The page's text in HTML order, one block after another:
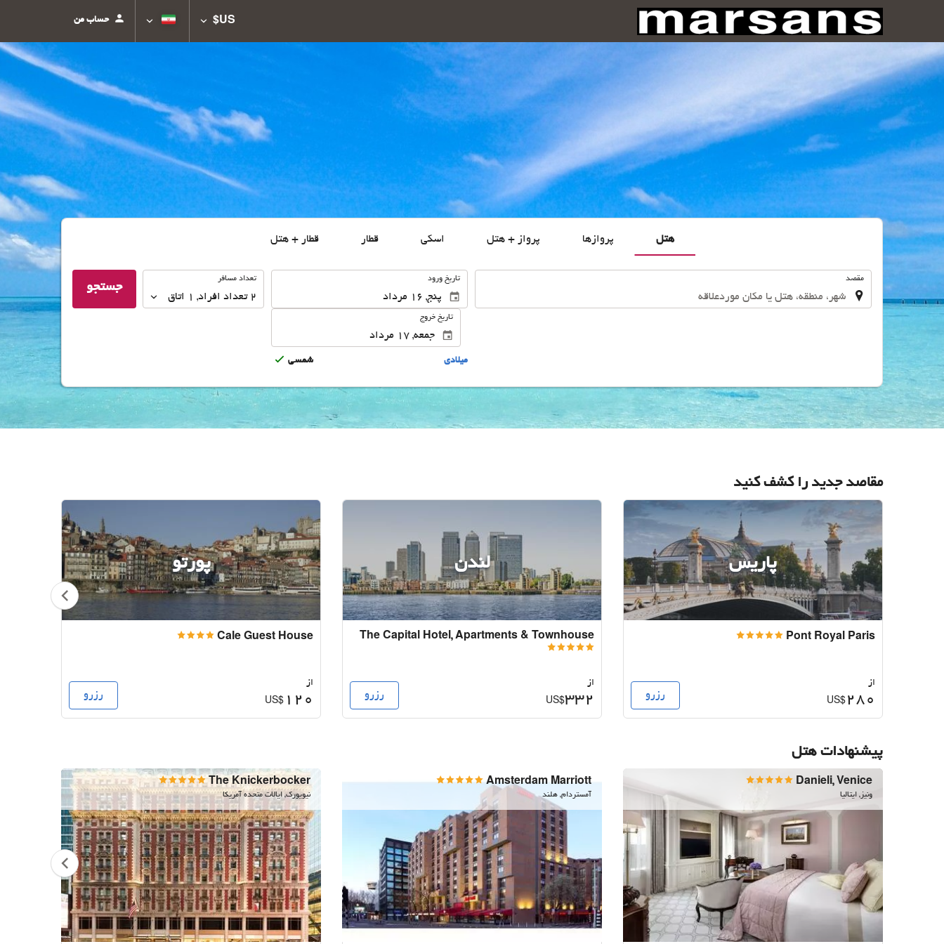
US$ حساب من
هتل پروازها پرواز + هتل اسکی قطار قطار + هتل
مقصد تاریخ ورود
تاریخ خروج
ميلادى شمسى
تعداد
تعداد مسافر
2 تعداد افراد ,
1 اتاق
جستجو
مقاصد جدید را کشف کنید
پاریس
Pont Royal Paris
از
US$ 280 رزرو
لندن
The Capital Hotel, Apartments & Townhouse
از
US$332 رزرو
پورتو
Cale Guest House
از
US$ 120 رزرو
پیشنهادات هتل
Danieli, Venice
ونیز, ایتالیا
Amsterdam Marriott
آمستردام, هلند
The Knickerbocker
نیویورک, ایالات متحده آمریکا